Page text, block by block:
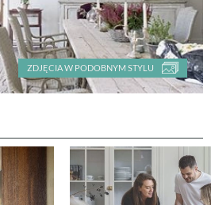
ZDJĘCIA W PODOBNYM STYLU